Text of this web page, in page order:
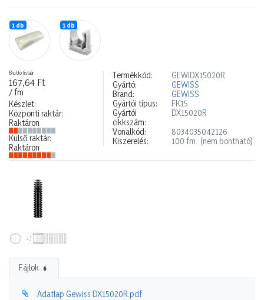
1 db 1 db
Bruttó listaár
167,64 Ft
/ fm
Készlet:
Központi raktár:
Raktáron
Külső raktár:
Raktáron
Termékkód:
GEWIDX15020R
Gyártó:
GEWISS
Brand:
GEWISS
Gyártói típus:
FK15
Gyártói
cikkszám:
DX15020R
Vonalkód:
8034035042126
Kiszerelés:
100 fm (nem bontható)
Fájlok 6
Adatlap Gewiss DX15020R.pdf